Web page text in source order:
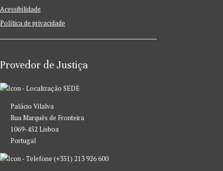
Acessibilidade
Política de privacidade
Provedor de Justiça
SEDE
Palácio Vilalva
Rua Marquês de Fronteira
1069-452 Lisboa
Portugal
(+351) 213 926 600